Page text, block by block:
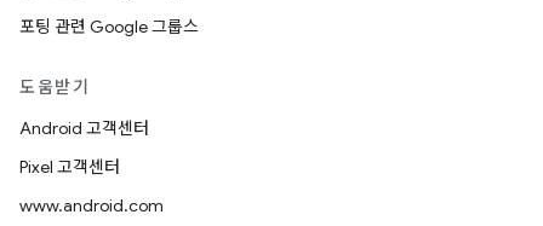
포팅 관련 Google 그룹스
도움받기
Android 고객센터
Pixel 고객센터
www.android.com